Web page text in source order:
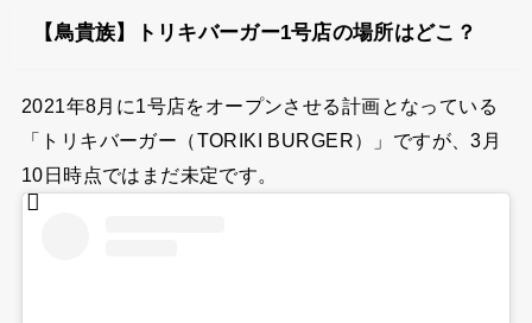
【鳥貴族】トリキバーガー1号店の場所はどこ？
2021年8月に1号店をオープンさせる計画となっている
「トリキバーガー（TORIKI BURGER）」ですが、3月
10日時点ではまだ未定です。